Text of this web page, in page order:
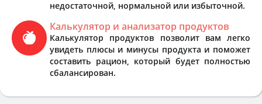
недостаточной, нормальной или избыточной.
Калькулятор и анализатор продуктов
Калькулятор продуктов позволит вам легко
увидеть плюсы и минусы продукта и поможет
составить рацион, который будет полностью
сбалансирован.